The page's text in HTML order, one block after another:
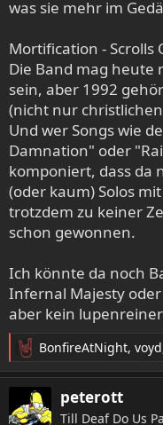
was sie mehr im
Mortification - Scrolls
Die Band mag heute
sein, aber 1992
(nicht nur
Und wer Songs wie
Damnation" oder
komponiert, dass da
(oder kaum) Solos
trotzdem zu keiner
schon gewonnen.
Ich könnte da noch
Infernal Majesty
aber kein
R
e
a
k
BonfireAtNight, voyd
peterott
Till Deaf Do Us